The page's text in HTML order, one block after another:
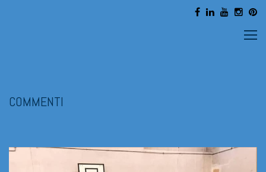
COMMENTI